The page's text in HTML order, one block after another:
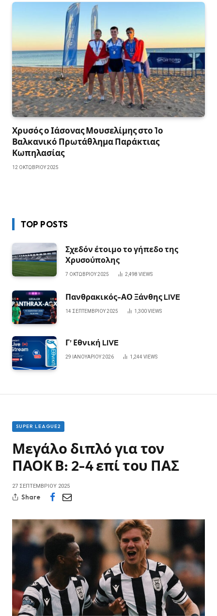
Χρυσός ο Ιάσονας Μουσελίμης στο 1ο
Βαλκανικό Πρωτάθλημα Παράκτιας
Κωπηλασίας
12 ΟΚΤΩΒΡΊΟΥ 2025
TOP POSTS
Σχεδόν έτοιμο το γήπεδο της
Χρυσούπολης
7 ΟΚΤΩΒΡΊΟΥ 2025 2,498 VIEWS
Πανθρακικός-ΑΟ Ξάνθης LIVE
14 ΣΕΠΤΕΜΒΡΊΟΥ 2025 1,300VIEWS
Γ’ Εθνική LIVE
29 ΙΑΝΟΥΑΡΊΟΥ 2026 1,244 VIEWS
SUPER LEAGUE2
Μεγάλο διπλό για τον
ΠΑΟΚ Β: 2-4 επί του ΠΑΣ
27 ΣΕΠΤΕΜΒΡΊΟΥ 2025
Share